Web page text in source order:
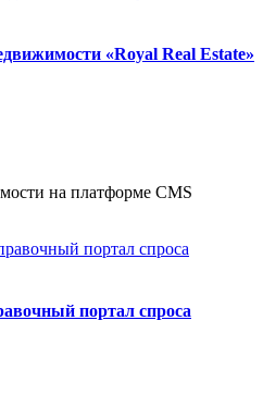
«Royal Real Estate»
на платформе CMS
портал спроса